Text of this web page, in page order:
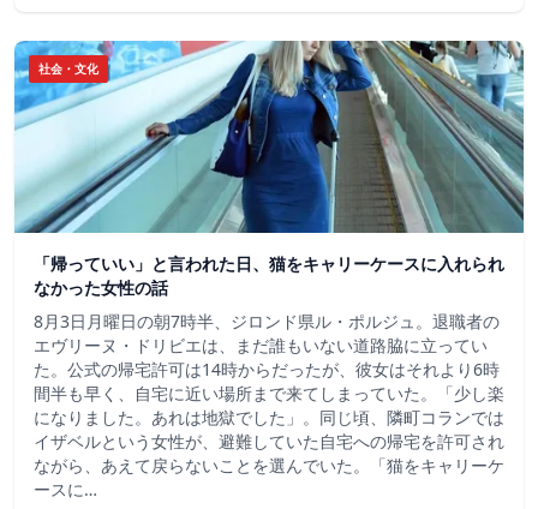
社会・文化
「帰っていい」と言われた日、猫をキャリーケースに入れられ
なかった女性の話
8月3日月曜日の朝7時半、ジロンド県ル・ポルジュ。退職者の
エヴリーヌ・ドリビエは、まだ誰もいない道路脇に立ってい
た。公式の帰宅許可は14時からだったが、彼女はそれより6時
間半も早く、自宅に近い場所まで来てしまっていた。「少し楽
になりました。あれは地獄でした」。同じ頃、隣町コランでは
イザベルという女性が、避難していた自宅への帰宅を許可され
ながら、あえて戻らないことを選んでいた。「猫をキャリーケ
ースに…